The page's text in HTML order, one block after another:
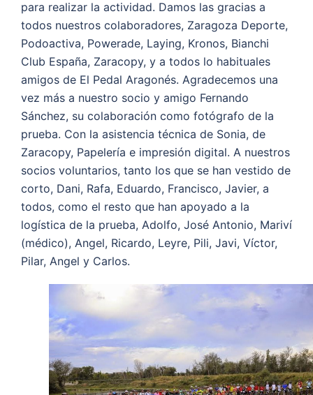
para realizar la actividad. Damos las gracias a
todos nuestros colaboradores, Zaragoza Deporte,
Podoactiva, Powerade, Laying, Kronos, Bianchi
Club España, Zaracopy, y a todos lo habituales
amigos de El Pedal Aragonés. Agradecemos una
vez más a nuestro socio y amigo Fernando
Sánchez, su colaboración como fotógrafo de la
prueba. Con la asistencia técnica de Sonia, de
Zaracopy, Papelería e impresión digital. A nuestros
socios voluntarios, tanto los que se han vestido de
corto, Dani, Rafa, Eduardo, Francisco, Javier, a
todos, como el resto que han apoyado a la
logística de la prueba, Adolfo, José Antonio, Mariví
(médico), Angel, Ricardo, Leyre, Pili, Javi, Víctor,
Pilar, Angel y Carlos.